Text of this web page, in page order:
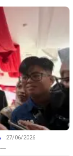
27/06/2026